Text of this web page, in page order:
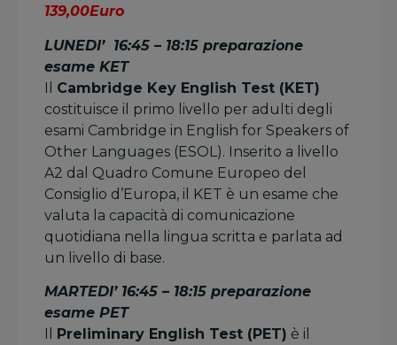
139,00Euro
LUNEDI’ 16:45 – 18:15 preparazione
esame KET
Il Cambridge Key English Test (KET)
costituisce il primo livello per adulti degli
esami Cambridge in English for Speakers of
Other Languages (ESOL). Inserito a livello
A2 dal Quadro Comune Europeo del
Consiglio d’Europa, il KET è un esame che
valuta la capacità di comunicazione
quotidiana nella lingua scritta e parlata ad
un livello di base.
MARTEDI’ 16:45 – 18:15 preparazione
esame PET
Il Preliminary English Test (PET) è il